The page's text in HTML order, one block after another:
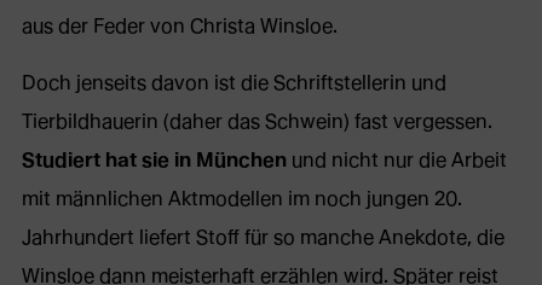
aus der Feder von Christa Winsloe.
Doch jenseits davon ist die Schriftstellerin und
Tierbildhauerin (daher das Schwein) fast vergessen.
Studiert hat sie in Münchenund nicht nur die Arbeit
mit männlichen Aktmodellen im noch jungen 20.
Jahrhundert liefert Stoff für so manche Anekdote, die
Winsloe dann meisterhaft erzählen wird. Später reist